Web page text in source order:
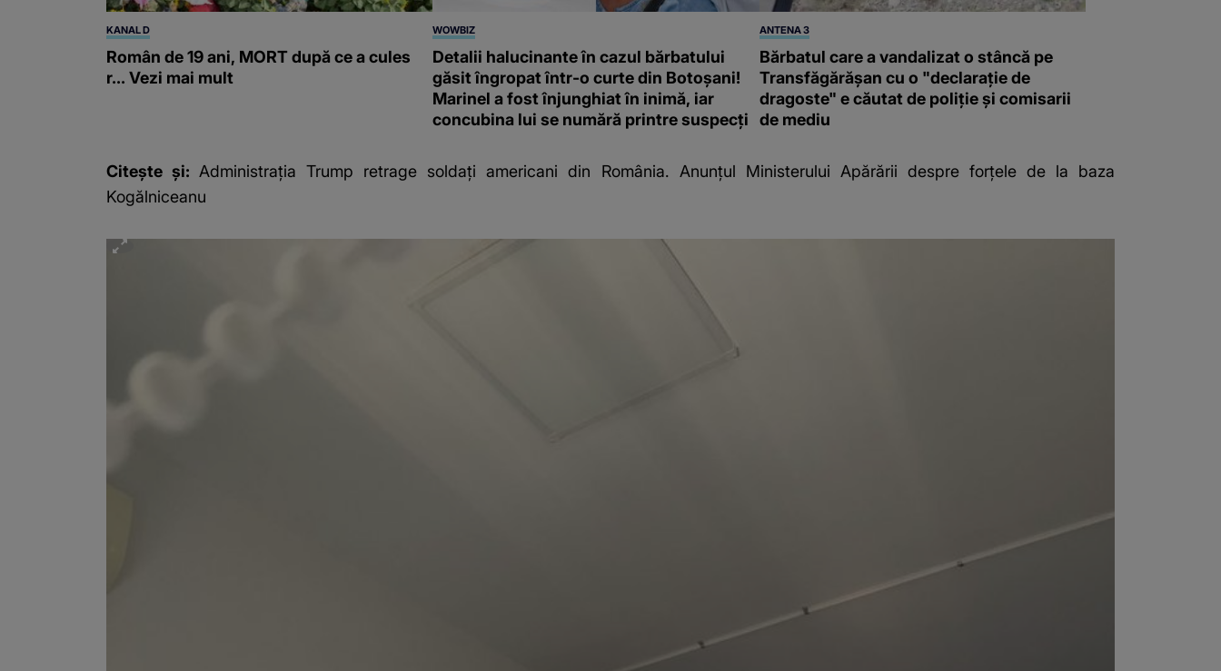
KANAL D
Român de 19 ani, MORT după ce a cules
r... Vezi mai mult
WOWBIZ
Detalii halucinante în cazul bărbatului
găsit îngropat într-o curte din Botoșani!
Marinel a fost înjunghiat în inimă, iar
concubina lui se numără printre suspecți
ANTENA 3
Bărbatul care a vandalizat o stâncă pe
Transfăgărășan cu o "declaraţie de
dragoste" e căutat de poliție și comisarii
de mediu
Citește și:Administrația Trump retrage soldați americani din România. Anunțul Ministerului Apărării despre forțele de la baza
Kogălniceanu